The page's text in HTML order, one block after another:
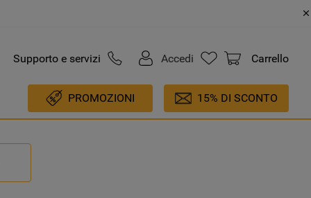
Supporto e servizi Accedi Carrello
PROMOZIONI 15% DI SCONTO